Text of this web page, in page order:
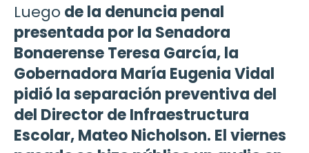
Luego de la denuncia penal
presentada por la Senadora
Bonaerense Teresa García, la
Gobernadora María Eugenia Vidal
pidió la separación preventiva del
del Director de Infraestructura
Escolar, Mateo Nicholson. El viernes